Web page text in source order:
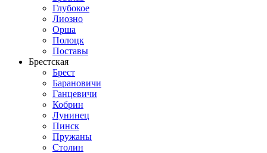
Глубокое
Лиозно
Орша
Полоцк
Поставы
Брестская
Брест
Барановичи
Ганцевичи
Кобрин
Лунинец
Пинск
Пружаны
Столин